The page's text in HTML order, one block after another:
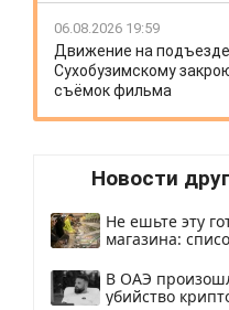
06.08.2026 19:59
Движение на
Сухобузимскому
съёмок фильма
Новости
Не ешьте эту
магазина:
В ОАЭ
убийство